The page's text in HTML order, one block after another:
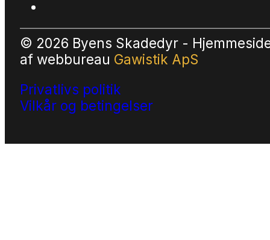
© 2026 Byens Skadedyr -
af webbureau Gawistik ApS
Privatlivs politik
Vilkår og betingelser